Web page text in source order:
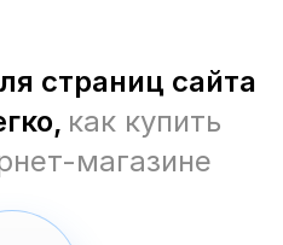
страниц сайта
как купить
магазине